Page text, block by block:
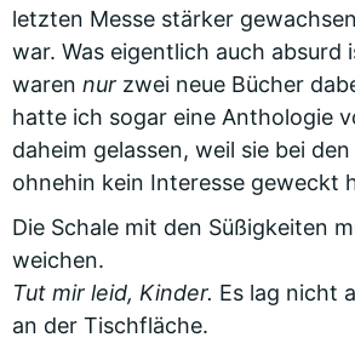
letzten Messe stärker
war. Was eigentlich auch absurd
waren nur zwei neue Bücher
hatte ich sogar eine Anthologie
daheim gelassen, weil sie bei
ohnehin kein Interesse geweckt
Die Schale mit den Süßigkeiten
weichen.
Tut mir leid, Kinder. Es lag nicht
an der Tischfläche.